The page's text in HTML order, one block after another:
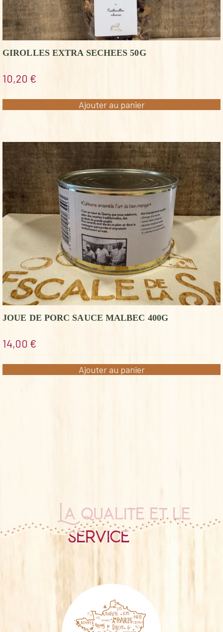
GIROLLES EXTRA SECHEES 50G
10,20 €
Ajouter au panier
JOUE DE PORC SAUCE MALBEC 400G
14,00 €
Ajouter au panier
La qualité et le
service